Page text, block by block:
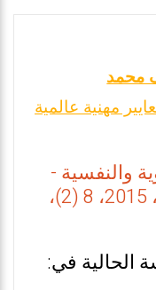
محمد
مهنية عالمية
والنفسية -
جامعة القصيم – السعودية، 2015، 8 (2)،
الحالية في: